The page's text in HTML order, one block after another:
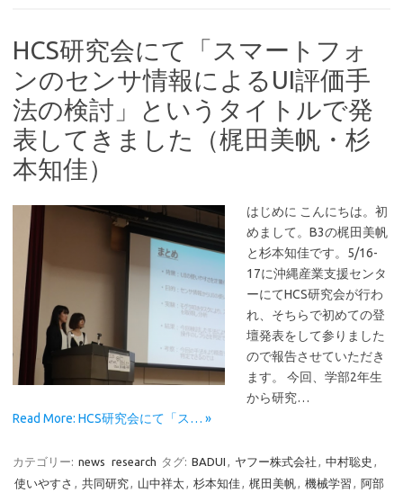
HCS研究会にて「スマートフォ
ンのセンサ情報によるUI評価手
法の検討」というタイトルで発
表してきました（梶田美帆・杉
本知佳）
はじめに こんにちは。初
めまして。B3の梶田美帆
と杉本知佳です。5/16-
17に沖縄産業支援センタ
ーにてHCS研究会が行わ
れ、そちらで初めての登
壇発表をして参りました
ので報告させていただき
ます。 今回、学部2年生
から研究…
Read More: HCS研究会にて「ス… »
カテゴリー: news research タグ: BADUI , ヤフー株式会社 , 中村聡史 ,
使いやすさ , 共同研究, 山中祥太, 杉本知佳, 梶田美帆, 機械学習 , 阿部